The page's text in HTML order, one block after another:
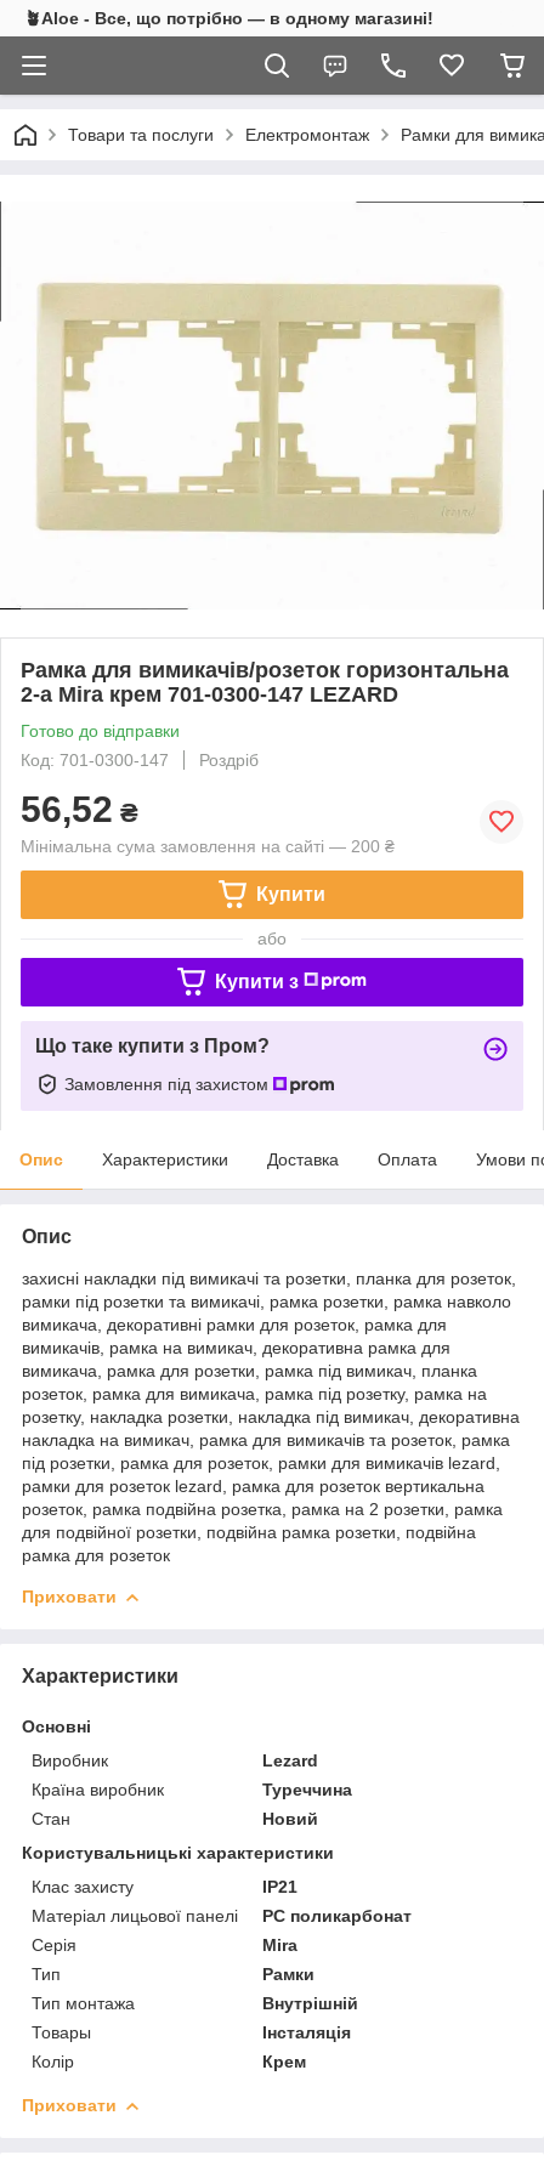
🪴Aloe - Все, що потрібно — в одному магазині!
Товари та послуги Електромонтаж Рамки для
Рамка для вимикачів/розеток горизонтальна
2-а Mira крем 701-0300-147 LEZARD
Готово до відправки
Код: 701-0300-147
Роздріб
56,52 ₴
Мінімальна сума замовлення на сайті — 200 ₴
Купити
або
Купити з
Що таке купити з Пром?
Замовлення під захистом
Опис Характеристики Доставка Оплата Умови
Опис
захисні накладки під вимикачі та розетки, планка для розеток,
рамки під розетки та вимикачі, рамка розетки, рамка навколо
вимикача, декоративні рамки для розеток, рамка для
вимикачів, рамка на вимикач, декоративна рамка для
вимикача, рамка для розетки, рамка під вимикач, планка
розеток, рамка для вимикача, рамка під розетку, рамка на
розетку, накладка розетки, накладка під вимикач, декоративна
накладка на вимикач, рамка для вимикачів та розеток, рамка
під розетки, рамка для розеток, рамки для вимикачів lezard,
рамки для розеток lezard, рамка для розеток вертикальна
розеток, рамка подвійна розетка, рамка на 2 розетки, рамка
для подвійної розетки, подвійна рамка розетки, подвійна
рамка для розеток
Приховати
Характеристики
Основні
Виробник
Lezard
Країна виробник
Туреччина
Стан
Новий
Користувальницькі характеристики
Клас захисту
IP21
Матеріал лицьової панелі
PC поликарбонат
Серія
Mira
Тип
Рамки
Тип монтажа
Внутрішній
Товары
Інсталяція
Колір
Крем
Приховати